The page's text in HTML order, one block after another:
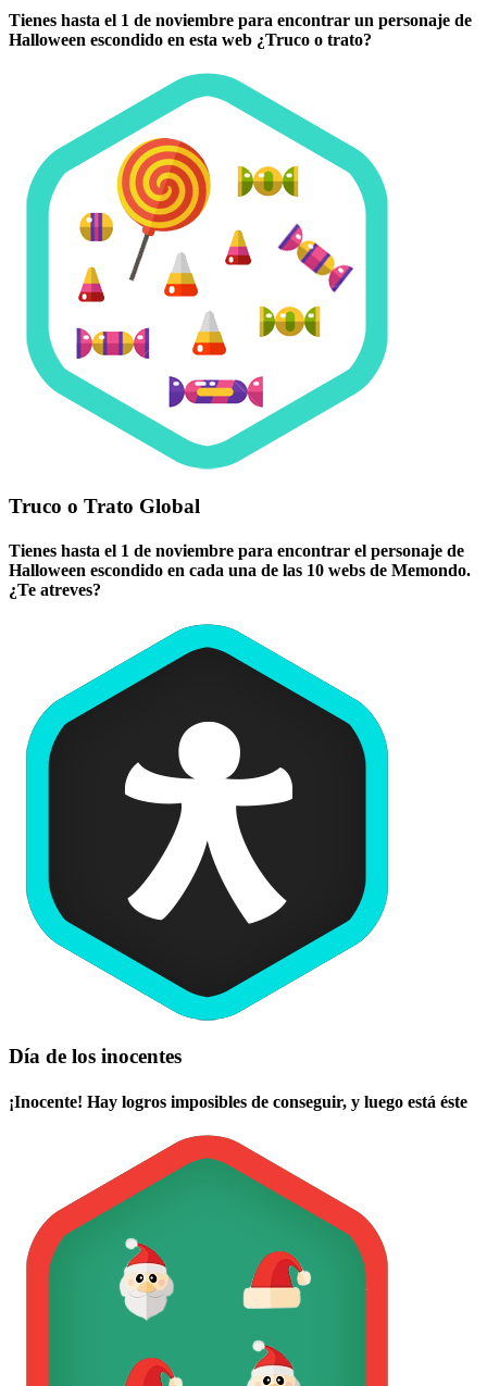
Tienes hasta el 1 de noviembre para encontrar un personaje de
Halloween escondido en esta web ¿Truco o trato?
Truco o Trato Global
Tienes hasta el 1 de noviembre para encontrar el personaje de
Halloween escondido en cada una de las 10 webs de Memondo.
¿Te atreves?
Día de los inocentes
¡Inocente! Hay logros imposibles de conseguir, y luego está éste